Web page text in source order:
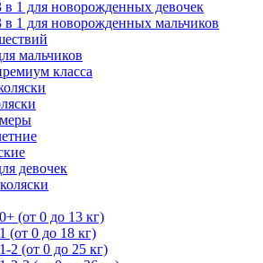
в 1 для новорожденных девочек
в 1 для новорожденных мальчиков
мальчиков
класса
девочек
(от 0 до 13 кг)
(от 0 до 18 кг)
2 (от 0 до 25 кг)